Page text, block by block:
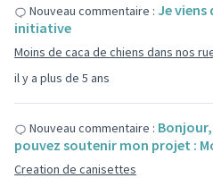
il y a plus de 5 ans
Nouveau commentaire : Je viens
initiative
Moins de caca de chiens dans nos
Nouveau commentaire :
pouvez soutenir mon projet :
Creation de canisettes